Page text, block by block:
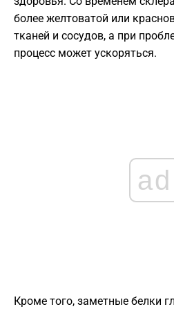
более желтоватой или
тканей и сосудов, а при
процесс может ускоряться.
ad
Кроме того, заметные белки